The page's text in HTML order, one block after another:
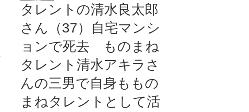
タレントの清水良太郎
さん（37）自宅マンシ
ョンで死去 ものまね
タレント清水アキラさ
んの三男で自身ももの
まねタレントとして活